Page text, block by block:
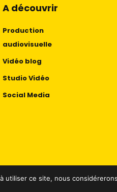
A découvrir
Production
audiovisuelle
Vidéo blog
Studio Vidéo
Social Media
de confidentialité
utiliser ce site, nous